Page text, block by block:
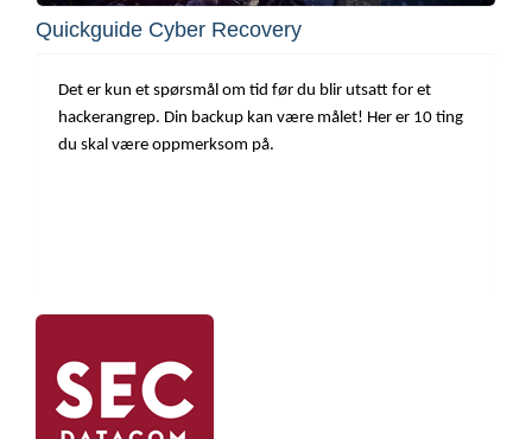
Quickguide Cyber Recovery
Det er kun et spørsmål om tid før du blir utsatt for et
hackerangrep. Din backup kan være målet! Her er 10 ting
du skal være oppmerksom på.